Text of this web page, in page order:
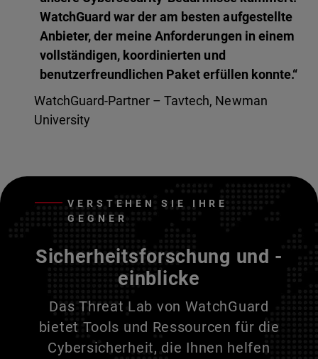
WatchGuard war der am besten aufgestellte
Anbieter, der meine Anforderungen in einem
vollständigen, koordinierten und
benutzerfreundlichen Paket erfüllen konnte.“
WatchGuard-Partner – Tavtech, Newman
University
VERSTEHEN SIE IHRE
GEGNER
Sicherheitsforschung und -
einblicke
Das Threat Lab von WatchGuard
bietet Tools und Ressourcen für die
Cybersicherheit, die Ihnen helfen